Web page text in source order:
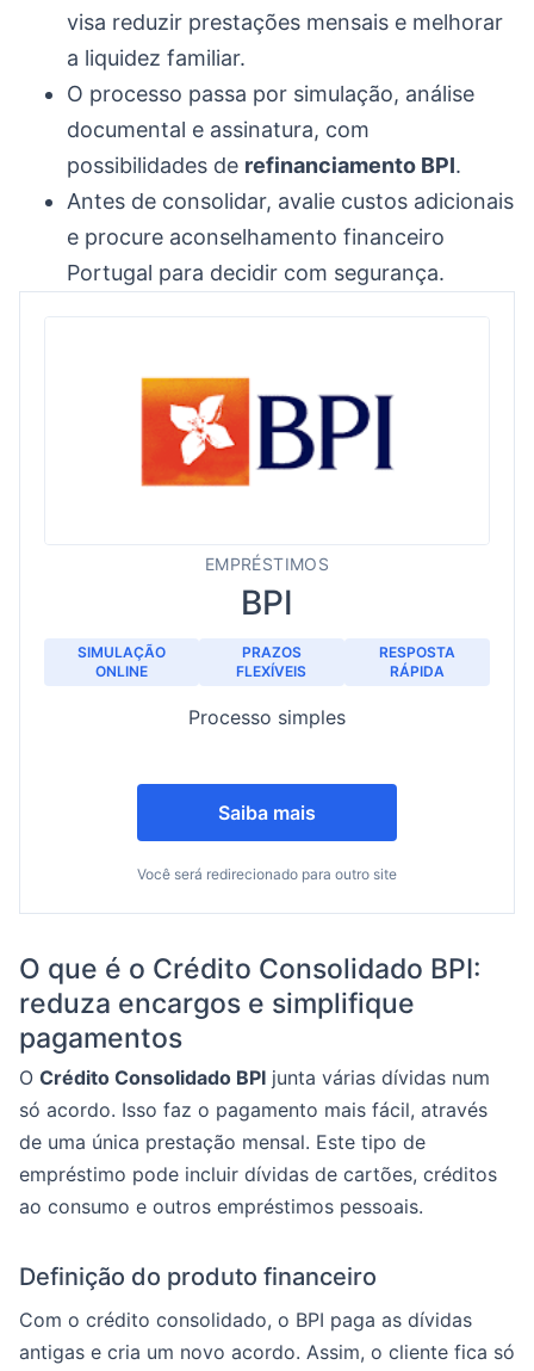
visa reduzir prestações mensais e melhorar
a liquidez familiar.
O processo passa por simulação, análise
documental e assinatura, com
possibilidades de refinanciamento BPI.
Antes de consolidar, avalie custos adicionais
e procure aconselhamento financeiro
Portugal para decidir com segurança.
EMPRÉSTIMOS
BPI
SIMULAÇÃO
ONLINE
PRAZOS
FLEXÍVEIS
RESPOSTA
RÁPIDA
Processo simples
Saiba mais
Você será redirecionado para outro site
O que é o Crédito Consolidado BPI:
reduza encargos e simplifique
pagamentos
O Crédito Consolidado BPI junta várias dívidas num
só acordo. Isso faz o pagamento mais fácil, através
de uma única prestação mensal. Este tipo de
empréstimo pode incluir dívidas de cartões, créditos
ao consumo e outros empréstimos pessoais.
Definição do produto financeiro
Com o crédito consolidado, o BPI paga as dívidas
antigas e cria um novo acordo. Assim, o cliente fica só